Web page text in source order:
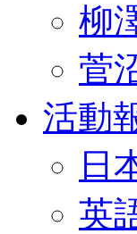
柳
菅
活動
日
英